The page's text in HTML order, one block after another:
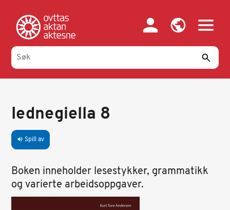
hovedinnhold
Iednegiella 8
volume_up Spill av
Boken inneholder lesestykker, grammatikk
og varierte arbeidsoppgaver.